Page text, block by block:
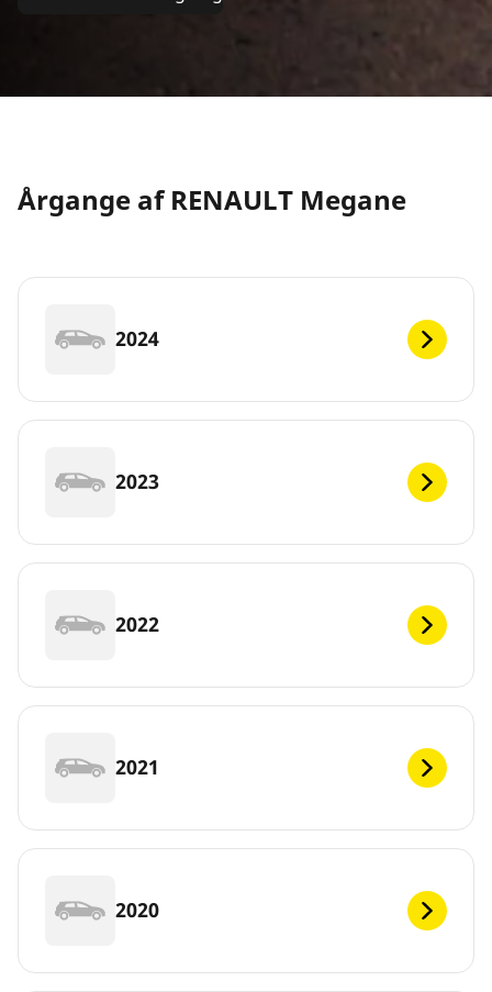
Årgange af RENAULT Megane
2024
2023
2022
2021
2020